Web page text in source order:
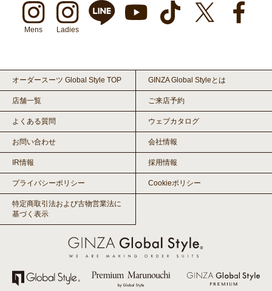
Mens Ladies
オーダースーツ Global Style TOP GINZA Global Styleとは
店舗一覧 ご来店予約
よくある質問 ウェブカタログ
お問い合わせ 会社情報
IR情報 採用情報
プライバシーポリシー Cookieポリシー
特定商取引法および古物営業法に
基づく表示